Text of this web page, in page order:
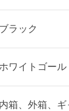
ブラック
ワイトゴール
内箱、外箱、ギ